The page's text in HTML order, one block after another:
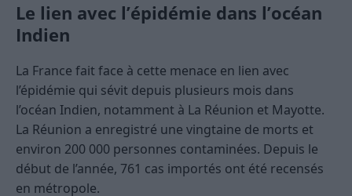
Le lien avec l’épidémie dans l’océan
Indien
La France fait face à cette menace en lien avec
l’épidémie qui sévit depuis plusieurs mois dans
l’océan Indien, notamment à La Réunion et Mayotte.
La Réunion a enregistré une vingtaine de morts et
environ 200 000 personnes contaminées. Depuis le
début de l’année, 761 cas importés ont été recensés
en métropole.